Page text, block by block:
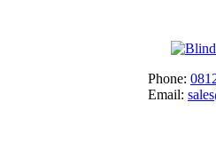
Phone:
Email: